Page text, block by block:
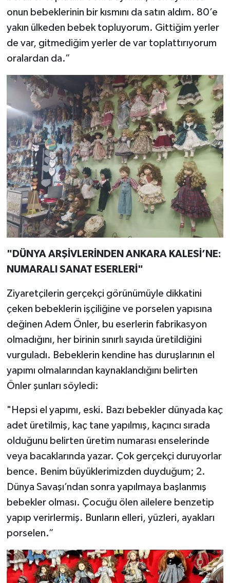
onun bebeklerinin bir kısmını da satın aldım. 80’e
yakın ülkeden bebek topluyorum. Gittiğim yerler
de var, gitmediğim yerler de var toplattırıyorum
oralardan da.”
"DÜNYA ARŞİVLERİNDEN ANKARA KALESİ’NE:
NUMARALI SANAT ESERLERİ"
Ziyaretçilerin gerçekçi görünümüyle dikkatini
çeken bebeklerin işçiliğine ve porselen yapısına
değinen Adem Önler, bu eserlerin fabrikasyon
olmadığını, her birinin sınırlı sayıda üretildiğini
vurguladı. Bebeklerin kendine has duruşlarının el
yapımı olmalarından kaynaklandığını belirten
Önler şunları söyledi:
"Hepsi el yapımı, eski. Bazı bebekler dünyada kaç
adet üretilmiş, kaç tane yapılmış, kaçıncı sırada
olduğunu belirten üretim numarası enselerinde
veya bacaklarında yazar. Çok gerçekçi duruyorlar
bence. Benim büyüklerimizden duyduğum; 2.
Dünya Savaşı’ndan sonra yapılmaya başlanmış
bebekler olması. Çocuğu ölen ailelere benzetip
yapıp verirlermiş. Bunların elleri, yüzleri, ayakları
porselen.”